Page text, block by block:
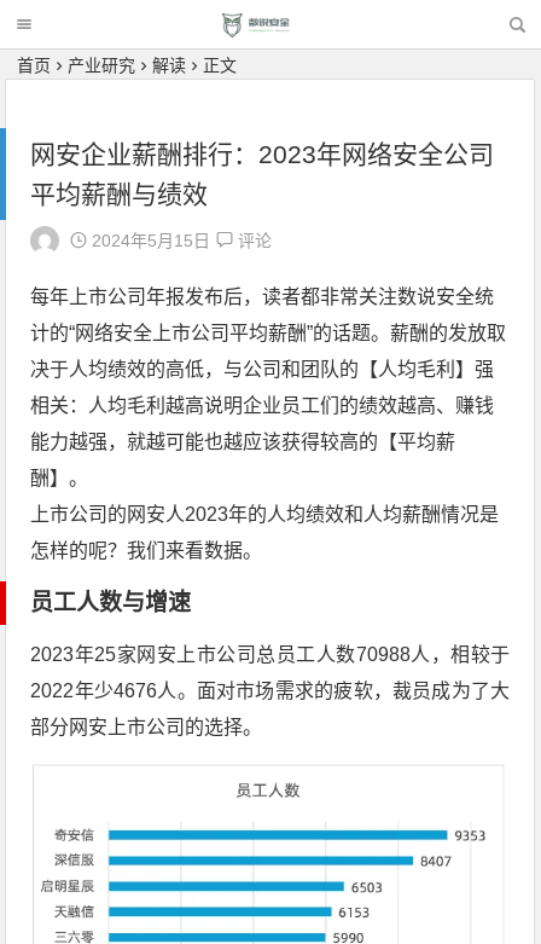
首页 产业研究 解读 正文
网安企业薪酬排行：2023年网络安全公司
平均薪酬与绩效
2024年5月15日 评论
每年上市公司年报发布后，读者都非常关注数说安全统
计的“网络安全上市公司平均薪酬”的话题。薪酬的发放取
决于人均绩效的高低，与公司和团队的【人均毛利】强
相关：人均毛利越高说明企业员工们的绩效越高、赚钱
能力越强，就越可能也越应该获得较高的【平均薪
酬】。
上市公司的网安人2023年的人均绩效和人均薪酬情况是
怎样的呢？我们来看数据。
员工人数与增速
2023年25家网安上市公司总员工人数70988人，相较于
2022年少4676人。面对市场需求的疲软，裁员成为了大
部分网安上市公司的选择。